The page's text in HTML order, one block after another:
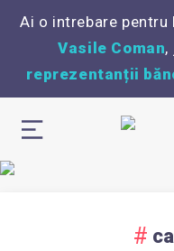
Ai o intrebare pentru
Vasile Coman,
reprezentanții